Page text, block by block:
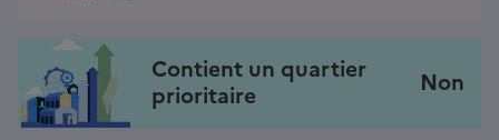
Contient un quartier
prioritaire
Non